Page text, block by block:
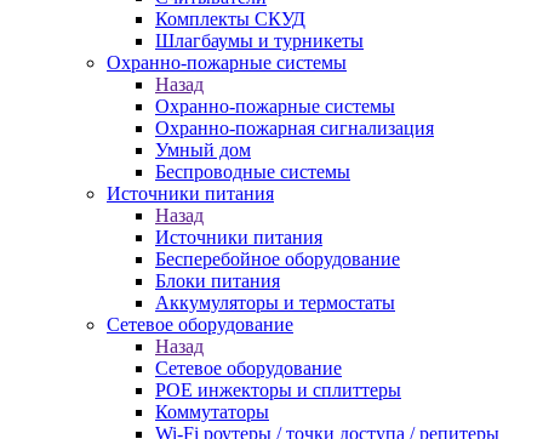
Комплекты СКУД
Шлагбаумы и турникеты
Охранно-пожарные системы
Назад
Охранно-пожарные системы
Охранно-пожарная сигнализация
Умный дом
Беспроводные системы
Источники питания
Назад
Источники питания
Бесперебойное оборудование
Блоки питания
Аккумуляторы и термостаты
Сетевое оборудование
Назад
Сетевое оборудование
POE инжекторы и сплиттеры
Коммутаторы
Wi-Fi роутеры / точки доступа / репитеры